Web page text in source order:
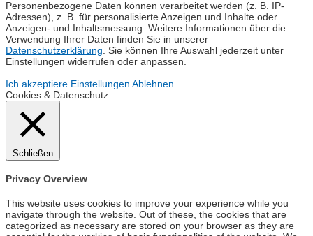
Personenbezogene Daten können verarbeitet werden (z. B. IP-
Adressen), z. B. für personalisierte Anzeigen und Inhalte oder
Anzeigen- und Inhaltsmessung. Weitere Informationen über die
Verwendung Ihrer Daten finden Sie in unserer
Datenschutzerklärung . Sie können Ihre Auswahl jederzeit unter
Einstellungen widerrufen oder anpassen.
Ich akzeptiere Einstellungen Ablehnen
Cookies & Datenschutz
Schließen
Privacy Overview
This website uses cookies to improve your experience while you
navigate through the website. Out of these, the cookies that are
categorized as necessary are stored on your browser as they are